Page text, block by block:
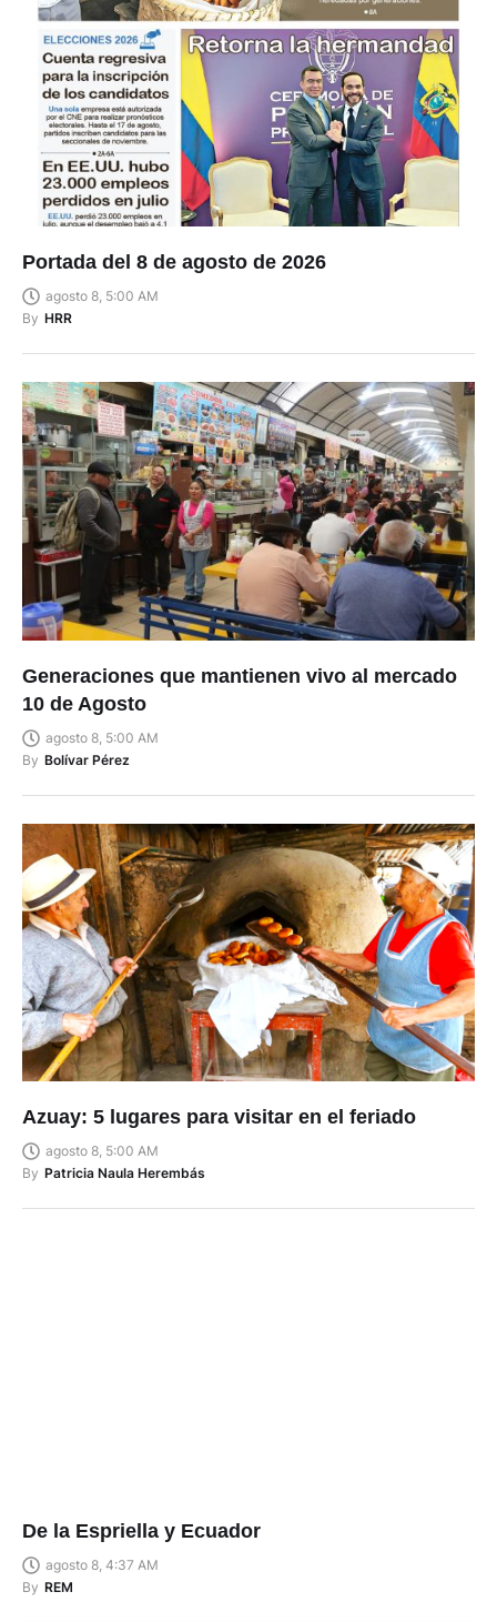
Portada del 8 de agosto de 2026
agosto 8, 5:00 AM
By HRR
Generaciones que mantienen vivo al mercado
10 de Agosto
agosto 8, 5:00 AM
By Bolívar Pérez
Azuay: 5 lugares para visitar en el feriado
agosto 8, 5:00 AM
By Patricia Naula Herembás
De la Espriella y Ecuador
agosto 8, 4:37 AM
By REM